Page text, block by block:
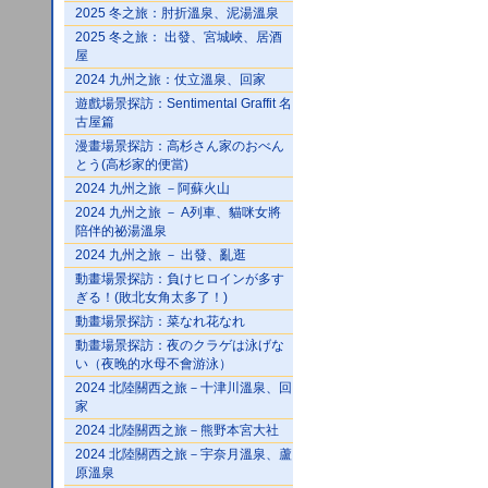
2025 冬之旅：肘折溫泉、泥湯溫泉
2025 冬之旅： 出發、宮城峽、居酒
屋
2024 九州之旅：仗立溫泉、回家
遊戲場景探訪：Sentimental Graffit 名
古屋篇
漫畫場景探訪：高杉さん家のおべん
とう(高杉家的便當)
2024 九州之旅 －阿蘇火山
2024 九州之旅 － A列車、貓咪女將
陪伴的祕湯溫泉
2024 九州之旅 － 出發、亂逛
動畫場景探訪：負けヒロインが多す
ぎる！(敗北女角太多了！)
動畫場景探訪：菜なれ花なれ
動畫場景探訪：夜のクラゲは泳げな
い（夜晚的水母不會游泳）
2024 北陸關西之旅－十津川溫泉、回
家
2024 北陸關西之旅－熊野本宮大社
2024 北陸關西之旅－宇奈月溫泉、蘆
原溫泉